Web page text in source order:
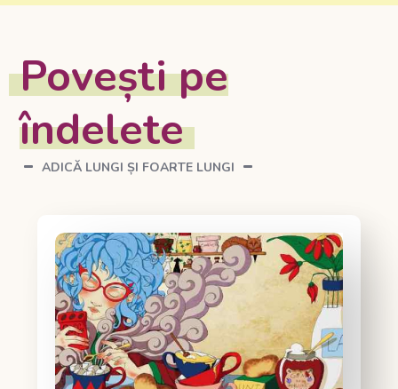
ADICĂ LUNGI ȘI FOARTE LUNGI
Povești pe
îndelete